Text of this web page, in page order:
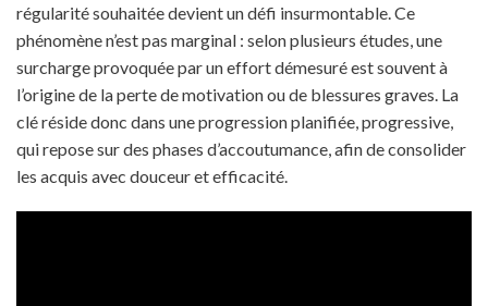
régularité souhaitée devient un défi insurmontable. Ce
phénomène n’est pas marginal : selon plusieurs études, une
surcharge provoquée par un effort démesuré est souvent à
l’origine de la perte de motivation ou de blessures graves. La
clé réside donc dans une progression planifiée, progressive,
qui repose sur des phases d’accoutumance, afin de consolider
les acquis avec douceur et efficacité.